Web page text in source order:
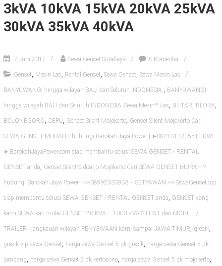
3kVA 10kVA 15kVA 20kVA 25kVA
30kVA 35kVA 40kVA
7 Juni 2017 Sewa Genset Surabaya 0 Komentar
Genset, Mesin Las, Rental Genset, Sewa Genset, Sewa Mesin Las
BANYUWANGI hingga wilayah BALI dan Seluruh INDONESIA., BANYUWANGI
hingga wilayah BALI dan Seluruh INDONESIA. Sewa Mesin℠ Las, BLITAR, BLORA,
BOJONEGORO, CEPU, Genset Silent Mojokerto, Genset Silent Mojokerto Cari
SEWA GENSET MURAH ? hubungi Barokah Jaya Power | ➤082131131551 - DWI
➤ BarokahJayaPower.com siap membantu solusi SEWA GENSET / RENTAL
GENSET anda, Genset Silent Sidoarjo Mojokerto Cari SEWA GENSET MURAH ?
hubungi Barokah Jaya Power | >>08992333933 – SETYAWAN << SewaGenset.top
siap membantu solusi SEWA GENSET / RENTAL GENSET anda, GENSET yang
kami SEWA kan mulai GENSET 20 KVA – 1000 KVA SILENT dan MOBILE /
TRAILER . jangkauan wilayah PENYEWAAN kami sampai JAWA TIMUR, gresik,
gresik vip sewa Genset, harga sewa Genset 5 pk gresik, harga sewa Genset 5 pk
jombang, harga sewa Genset 5 pk kertosono, harga sewa Genset 5 pk mojokerto,